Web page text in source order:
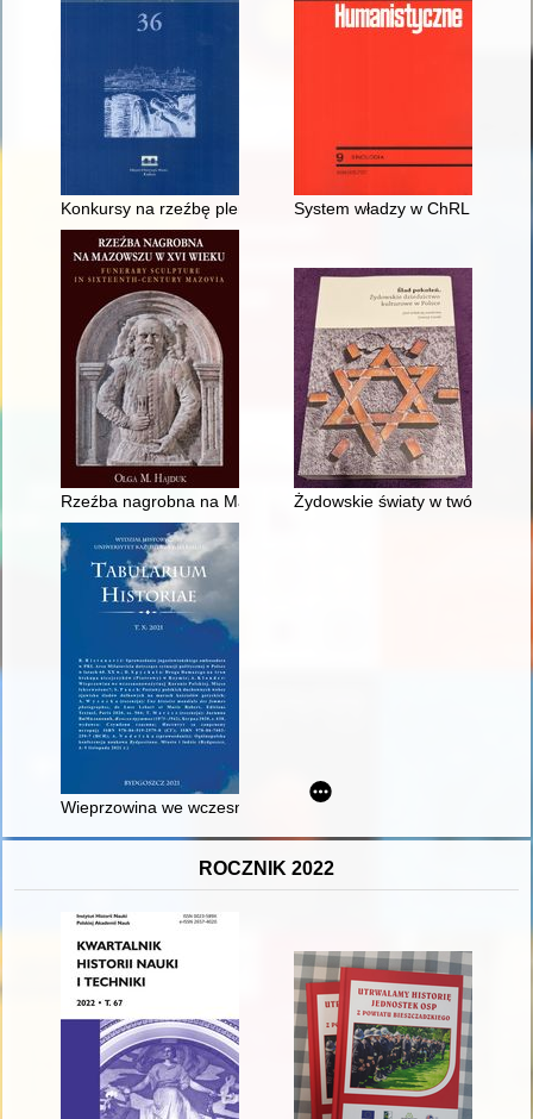
Konkursy na rzeźbę plenerową dla Nowej Huty w latach
System władzy w ChRL w
Rzeźba nagrobna na Mazowszu w XVI wieku = Funerary
Żydowskie światy w twórczości
Wieprzowina we wczesnonowożytnej Koronie Polskiej
ROCZNIK 2022